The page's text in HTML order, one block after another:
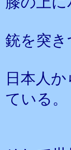
銃を突
日本人
ている。